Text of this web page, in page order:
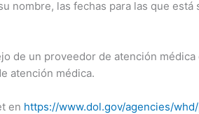
nombre, las fechas para las que
de un proveedor de atención
atención médica.
en https://www.dol.gov/agencies/